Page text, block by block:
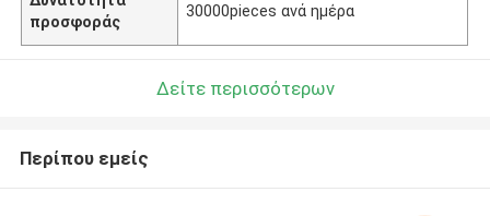
προσφοράς
30000pieces ανά ημέρα
Δείτε περισσότερων
Περίπου εμείς